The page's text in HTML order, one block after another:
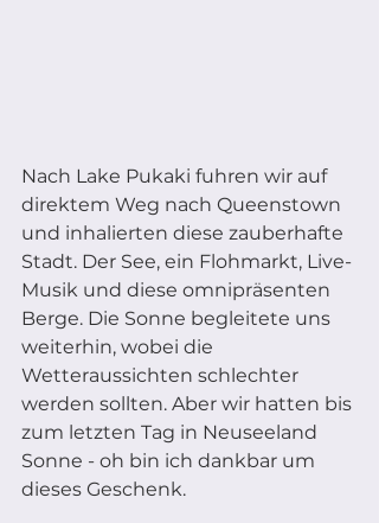
Nach Lake Pukaki fuhren wir auf
direktem Weg nach Queenstown
und inhalierten diese zauberhafte
Stadt. Der See, ein Flohmarkt, Live-
Musik und diese omnipräsenten
Berge. Die Sonne begleitete uns
weiterhin, wobei die
Wetteraussichten schlechter
werden sollten. Aber wir hatten bis
zum letzten Tag in Neuseeland
Sonne - oh bin ich dankbar um
dieses Geschenk.